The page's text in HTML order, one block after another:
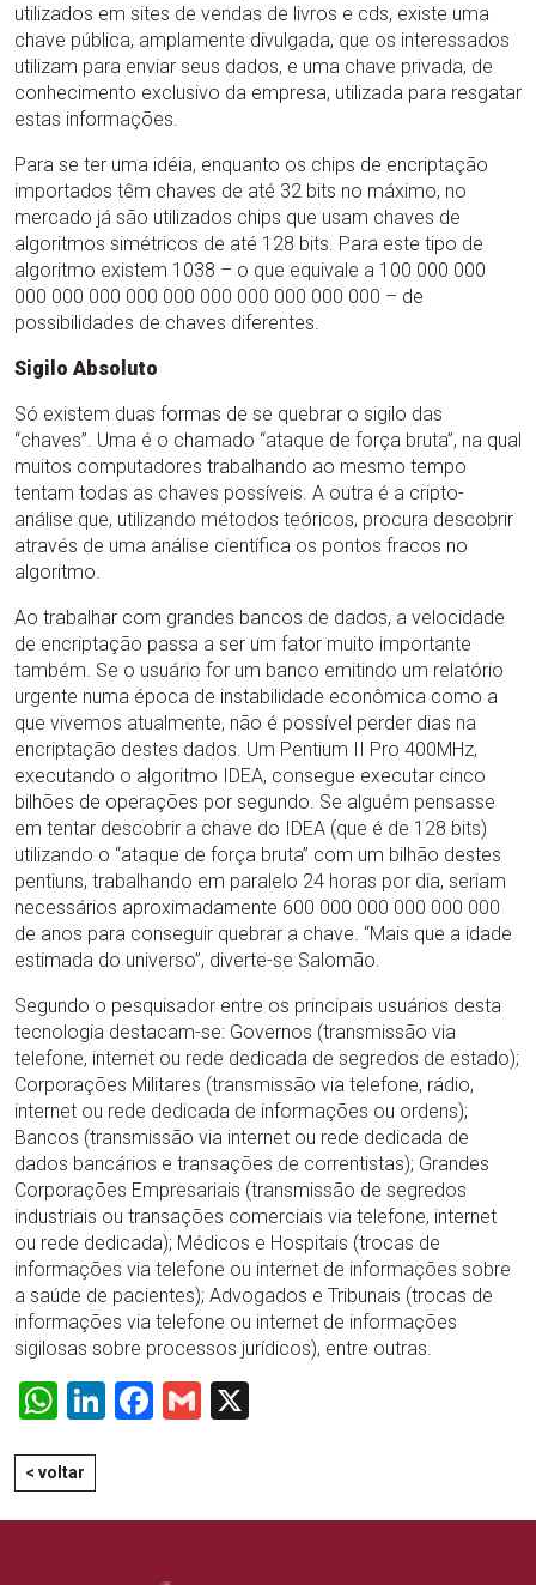
utilizados em sites de vendas de livros e cds, existe uma
chave pública, amplamente divulgada, que os interessados
utilizam para enviar seus dados, e uma chave privada, de
conhecimento exclusivo da empresa, utilizada para resgatar
estas informações.
Para se ter uma idéia, enquanto os chips de encriptação
importados têm chaves de até 32 bits no máximo, no
mercado já são utilizados chips que usam chaves de
algoritmos simétricos de até 128 bits. Para este tipo de
algoritmo existem 1038 – o que equivale a 100 000 000
000 000 000 000 000 000 000 000 000 000 – de
possibilidades de chaves diferentes.
Sigilo Absoluto
Só existem duas formas de se quebrar o sigilo das
“chaves”. Uma é o chamado “ataque de força bruta”, na qual
muitos computadores trabalhando ao mesmo tempo
tentam todas as chaves possíveis. A outra é a cripto-
análise que, utilizando métodos teóricos, procura descobrir
através de uma análise científica os pontos fracos no
algoritmo.
Ao trabalhar com grandes bancos de dados, a velocidade
de encriptação passa a ser um fator muito importante
também. Se o usuário for um banco emitindo um relatório
urgente numa época de instabilidade econômica como a
que vivemos atualmente, não é possível perder dias na
encriptação destes dados. Um Pentium II Pro 400MHz,
executando o algoritmo IDEA, consegue executar cinco
bilhões de operações por segundo. Se alguém pensasse
em tentar descobrir a chave do IDEA (que é de 128 bits)
utilizando o “ataque de força bruta” com um bilhão destes
pentiuns, trabalhando em paralelo 24 horas por dia, seriam
necessários aproximadamente 600 000 000 000 000 000
de anos para conseguir quebrar a chave. “Mais que a idade
estimada do universo”, diverte-se Salomão.
Segundo o pesquisador entre os principais usuários desta
tecnologia destacam-se: Governos (transmissão via
telefone, internet ou rede dedicada de segredos de estado);
Corporações Militares (transmissão via telefone, rádio,
internet ou rede dedicada de informações ou ordens);
Bancos (transmissão via internet ou rede dedicada de
dados bancários e transações de correntistas); Grandes
Corporações Empresariais (transmissão de segredos
industriais ou transações comerciais via telefone, internet
ou rede dedicada); Médicos e Hospitais (trocas de
informações via telefone ou internet de informações sobre
a saúde de pacientes); Advogados e Tribunais (trocas de
informações via telefone ou internet de informações
sigilosas sobre processos jurídicos), entre outras.
WhatsApp
LinkedIn
Facebook
Gmail
< voltar